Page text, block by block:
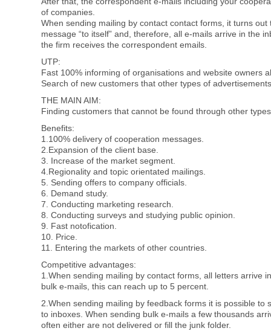
of companies.
When sending mailing by contact contact forms, it turns
message “to itself” and, therefore, all e-mails arrive in the
the firm receives the correspondent emails.
UTP:
Fast 100% informing of organisations and website owners
Search of new customers that other types of
THE MAIN AIM:
Finding customers that cannot be found through other
Benefits:
1.100% delivery of cooperation messages.
2.Expansion of the client base.
3. Increase of the market segment.
4.Regionality and topic orientated mailings.
5. Sending offers to company officials.
6. Demand study.
7. Conducting marketing research.
8. Conducting surveys and studying public opinion.
9. Fast notofication.
10. Price.
11. Entering the markets of other countries.
Competitive advantages:
1.When sending mailing by contact forms, all letters arrive
bulk e-mails, this can reach up to 5 percent.
2.When sending mailing by feedback forms it is possible to
to inboxes. When sending bulk e-mails a few thousands
often either are not delivered or fill the junk folder.